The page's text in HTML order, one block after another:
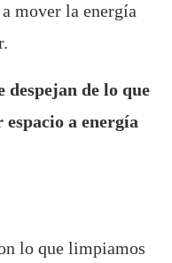
mover la energía
despejan de lo que
a energía
lo que limpiamos